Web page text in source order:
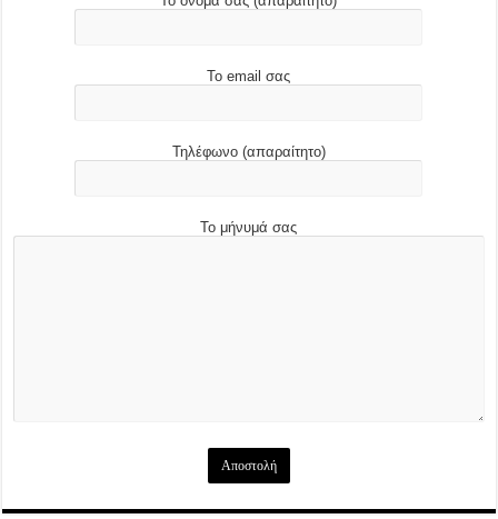
Το email σας
Τηλέφωνο (απαραίτητο)
Το μήνυμά σας